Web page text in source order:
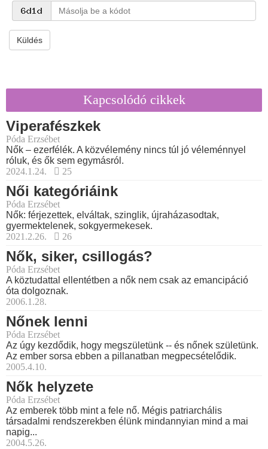
Küldés
Kapcsolódó cikkek
Viperafészkek
Póda Erzsébet
Nők – ezerfélék. A közvélemény nincs túl jó véleménnyel
róluk, és ők sem egymásról.
2024.1.24.
25
Női kategóriáink
Póda Erzsébet
Nők: férjezettek, elváltak, szinglik, újraházasodtak,
gyermektelenek, sokgyermekesek.
2021.2.26.
26
Nők, siker, csillogás?
Póda Erzsébet
A köztudattal ellentétben a nők nem csak az emancipáció
óta dolgoznak.
2006.1.28.
Nőnek lenni
Póda Erzsébet
Az úgy kezdődik, hogy megszületünk -- és nőnek születünk.
Az ember sorsa ebben a pillanatban megpecsételődik.
2005.4.10.
Nők helyzete
Póda Erzsébet
Az emberek több mint a fele nő. Mégis patriarchális
társadalmi rendszerekben élünk mindannyian mind a mai
napig...
2004.5.26.